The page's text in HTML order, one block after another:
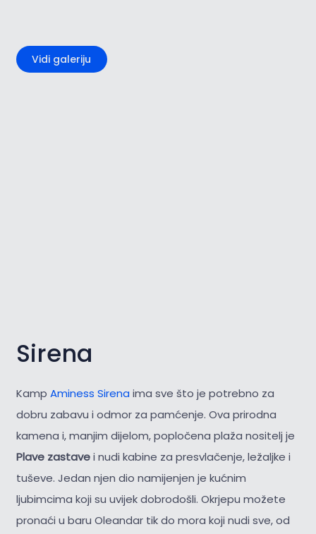
Vidi galeriju
Sirena
Kamp Aminess Sirena ima sve što je potrebno za
dobru zabavu i odmor za pamćenje. Ova prirodna
kamena i, manjim dijelom, popločena plaža nositelj je
Plave zastavei nudi kabine za presvlačenje, ležaljke i
tuševe. Jedan njen dio namijenjen je kućnim
ljubimcima koji su uvijek dobrodošli. Okrjepu možete
pronaći u baru Oleandar tik do mora koji nudi sve, od